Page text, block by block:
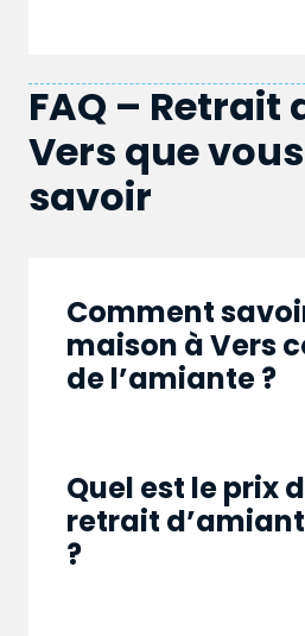
FAQ –
Vers que
savoir
Comment
maison à Vers
de l’amiante ?
Quel est le prix
retrait
?